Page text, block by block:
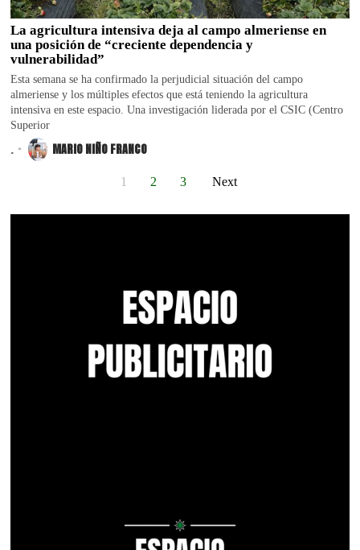
La agricultura intensiva deja al campo almeriense en
una posición de “creciente dependencia y
vulnerabilidad”
Esta semana se ha confirmado la perjudicial situación del campo
almeriense y los múltiples efectos que está teniendo la agricultura
intensiva en este espacio. Una investigación liderada por el CSIC (Centro
Superior
. MARIO NIÑO FRANCO
1 2 3 Next